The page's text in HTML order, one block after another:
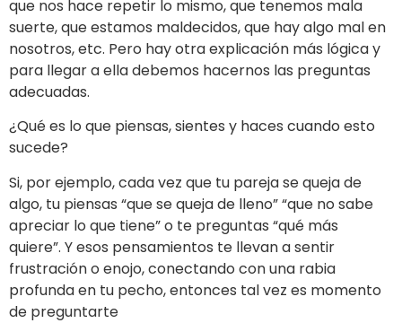
que nos hace repetir lo mismo, que tenemos mala
suerte, que estamos maldecidos, que hay algo mal en
nosotros, etc. Pero hay otra explicación más lógica y
para llegar a ella debemos hacernos las preguntas
adecuadas.
¿Qué es lo que piensas, sientes y haces cuando esto
sucede?
Si, por ejemplo, cada vez que tu pareja se queja de
algo, tu piensas “que se queja de lleno” “que no sabe
apreciar lo que tiene” o te preguntas “qué más
quiere”. Y esos pensamientos te llevan a sentir
frustración o enojo, conectando con una rabia
profunda en tu pecho, entonces tal vez es momento
de preguntarte